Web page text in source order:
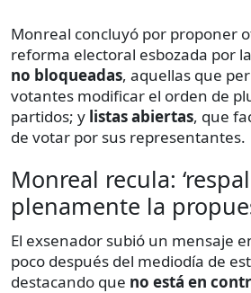
Monreal concluyó por proponer
reforma electoral esbozada por
no bloqueadas, aquellas que
votantes modificar el orden de
partidos; y listas abiertas, que
de votar por sus representantes.
Monreal recula:
plenamente la
El exsenador subió un mensaje
poco después del mediodía de
destacando que no está en